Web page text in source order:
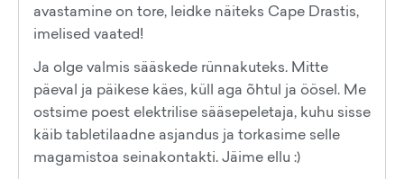
avastamine on tore, leidke näiteks Cape Drastis,
imelised vaated!
Ja olge valmis sääskede rünnakuteks. Mitte
päeval ja päikese käes, küll aga õhtul ja öösel. Me
ostsime poest elektrilise sääsepeletaja, kuhu sisse
käib tabletilaadne asjandus ja torkasime selle
magamistoa seinakontakti. Jäime ellu :)